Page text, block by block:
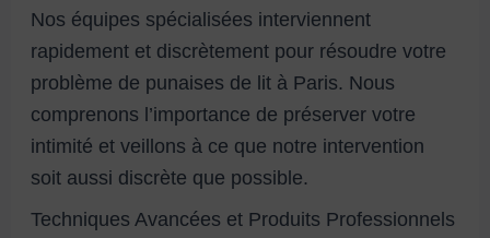
Nos équipes spécialisées interviennent
rapidement et discrètement pour résoudre votre
problème de punaises de lit à Paris. Nous
comprenons l’importance de préserver votre
intimité et veillons à ce que notre intervention
soit aussi discrète que possible.
Techniques Avancées et Produits Professionnels